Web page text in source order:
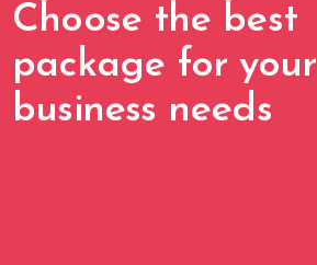
Choose the best
package for your
business needs